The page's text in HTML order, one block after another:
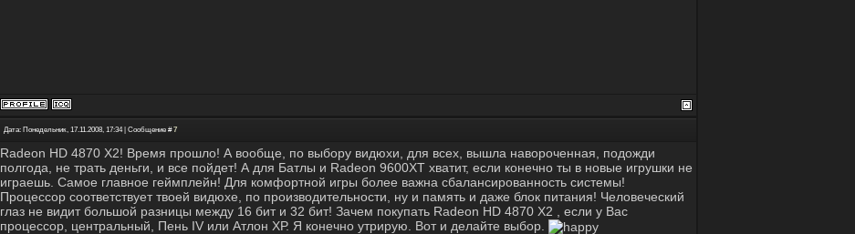
Дата: Понедельник, 17.11.2008, 17:34 | Сообщение #7
Radeon HD 4870 X2! Время прошло! А вообще, по выбору видюхи, для всех, вышла навороченная, подожди
полгода, не трать деньги, и все пойдет! А для Батлы и Radeon 9600XT хватит, если конечно ты в новые игрушки не
играешь. Самое главное геймплейн! Для комфортной игры более важна сбалансированность системы!
Процессор соответствует твоей видюхе, по производительности, ну и память и даже блок питания! Человеческий
глаз не видит большой разницы между 16 бит и 32 бит! Зачем покупать Radeon HD 4870 X2 , если у Вас
процессор, центральный, Пень IV или Атлон ХР. Я конечно утрирую. Вот и делайте выбор.